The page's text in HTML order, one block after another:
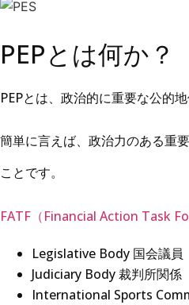
PEPとは何か？
PEPとは、政治的に重要な公的
簡単に言えば、政治力のある重
ことです。
FATF（Financial Action Task
Legislative Body 国会議員
Judiciary Body 裁判所関係
International Sports